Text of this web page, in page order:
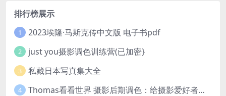
排行榜展示
1 2023埃隆·马斯克传中文版 电子书pdf
2 just you摄影调色训练营(已加密}
3 私藏日本写真集大全
4 Thomas看看世界 摄影后期调色：给摄影爱好者的色彩课 网盘下载